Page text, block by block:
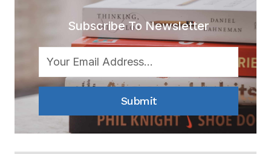
Subscribe To Newsletter
Submit